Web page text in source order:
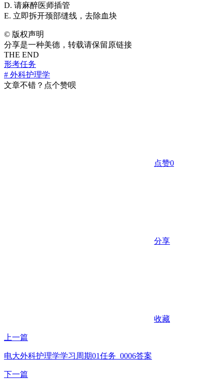
D. 请麻醉医师插管
E. 立即拆开颈部缝线，去除血块
© 版权声明
分享是一种美德，转载请保留原链接
THE END
形考任务
# 外科护理学
文章不错？点个赞呗
点赞0
分享
收藏
上一篇
电大外科护理学学习周期01任务_0006答案
下一篇